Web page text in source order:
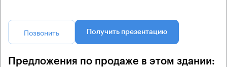
Позвонить Получить презентацию
Предложения по продаже в этом здании: